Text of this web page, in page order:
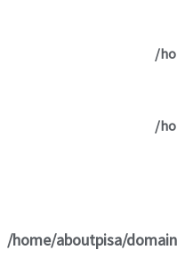
/
/
/home/aboutpisa/